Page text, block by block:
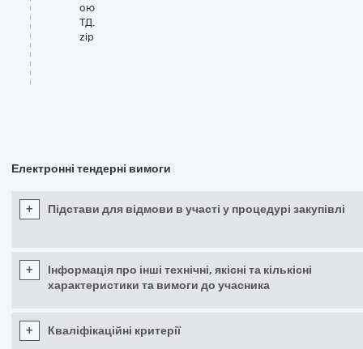
ою
ТД.
zip
Електронні тендерні вимоги
+ Підстави для відмови в участі у процедурі закупівлі
+
Інформація про інші технічні, якісні та кількісні
характеристики та вимоги до учасника
+ Кваліфікаційні критерії